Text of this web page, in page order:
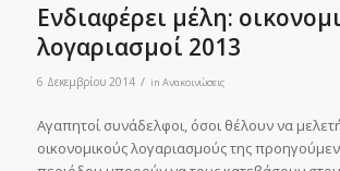
Ενδιαφέρει μέλη:
λογαριασμοί 2013
6 Δεκεμβρίου 2014 / in Ανακοινώσεις
Αγαπητοί συνάδελφοι, όσοι θέλουν να
οικονομικούς λογαριασμούς της